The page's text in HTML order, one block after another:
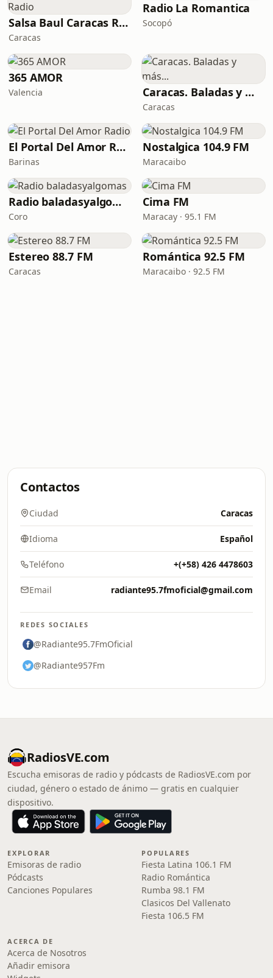
Salsa Baul Caracas Radio
Caracas
Radio La Romantica
Socopó
365 AMOR
Valencia Caracas. Baladas y más...
Caracas
El Portal Del Amor Radio
Barinas
Nostalgica 104.9 FM
Maracaibo
Radio baladasyalgomas
Coro
Cima FM
Maracay · 95.1 FM
Estereo 88.7 FM
Caracas
Romántica 92.5 FM
Maracaibo · 92.5 FM
Contactos
Ciudad Caracas
Idioma Español
Teléfono +(+58) 426 4478603
Email radiante95.7fmoficial@gmail.com
REDES SOCIALES
@Radiante95.7FmOficial
@Radiante957Fm
RadiosVE.com
Escucha emisoras de radio y pódcasts de RadiosVE.com por
ciudad, género o estado de ánimo — gratis en cualquier
dispositivo.
EXPLORAR
Emisoras de radio
Pódcasts
Canciones Populares
POPULARES
Fiesta Latina 106.1 FM
Radio Romántica
Rumba 98.1 FM
Clasicos Del Vallenato
Fiesta 106.5 FM
ACERCA DE
Acerca de Nosotros
Añadir emisora